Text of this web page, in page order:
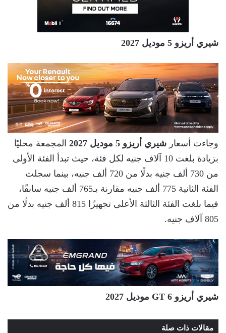
شيري أريزو 5 موديل 2027
وجاءت أسعار شيري أريزو 5 موديل 2027
المجمعة محليًا
بزيادة بلغت 10 آلاف جنيه لكل فئة، حيث تبدأ الفئة الأولى
من 730 ألف جنيه بدلًا من 720 ألف جنيه، بينما سجلت
الفئة الثانية 775 ألف جنيه مقارنة بـ765 ألف جنيه سابقًا،
فيما بلغت الفئة الثالثة الأعلى تجهيزًا 815 ألف جنيه بدلًا من
805 آلاف جنيه.
شيري أريزو 6 GT موديل 2027
مقالات ذات صلة